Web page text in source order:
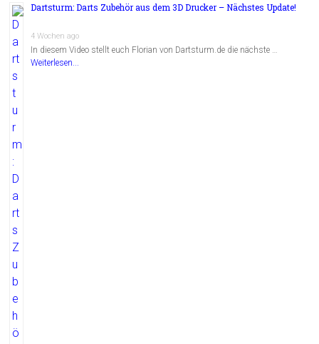
Dartsturm: Darts Zubehör aus dem 3D Drucker – Nächstes Update!
4 Wochen ago
In diesem Video stellt euch Florian von Dartsturm.de die nächste …
Weiterlesen...